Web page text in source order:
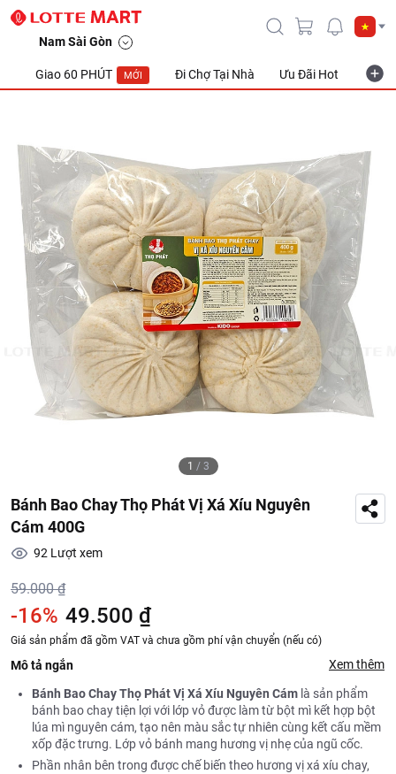
Nam Sài Gòn
Giao 60 PHÚT MỚI Đi Chợ Tại Nhà Ưu Đãi Hot
1 / 3
Bánh Bao Chay Thọ Phát Vị Xá Xíu Nguyên
Cám 400G
92 Lượt xem
59.000 ₫
-16% 49.500 ₫
Giá sản phẩm đã gồm VAT và chưa gồm phí vận chuyển (nếu có)
Mô tả ngắn Xem thêm
Bánh Bao Chay Thọ Phát Vị Xá Xíu Nguyên Cám là sản phẩm
bánh bao chay tiện lợi với lớp vỏ được làm từ bột mì kết hợp bột
lúa mì nguyên cám, tạo nên màu sắc tự nhiên cùng kết cấu mềm
xốp đặc trưng. Lớp vỏ bánh mang hương vị nhẹ của ngũ cốc.
Phần nhân bên trong được chế biến theo hương vị xá xíu chay,